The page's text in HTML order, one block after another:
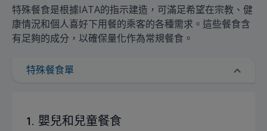
特殊餐食是根據IATA的指示建造，可滿足希望在宗教、健
康情況和個人喜好下用餐的乘客的各種需求。這些餐食含
有足夠的成分，以確保量化作為常規餐食。
特殊餐食單
1. 嬰兒和兒童餐食